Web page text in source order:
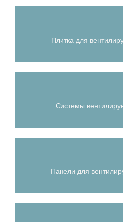
Плитка для
Системы
Панели для